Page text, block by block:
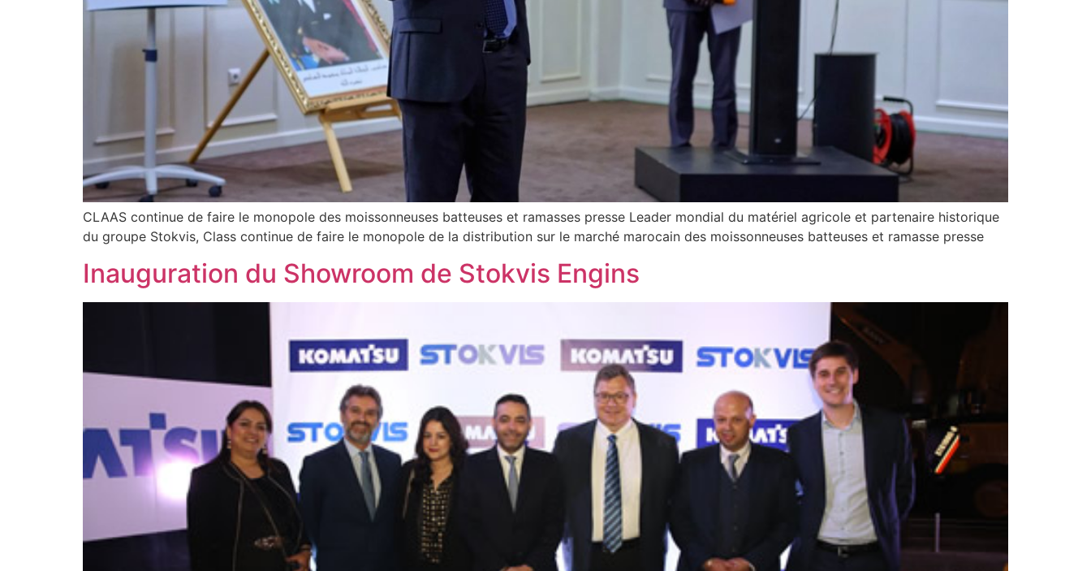
CLAAS continue de faire le monopole des moissonneuses batteuses et ramasses presse Leader mondial du matériel agricole et partenaire historique
du groupe Stokvis, Class continue de faire le monopole de la distribution sur le marché marocain des moissonneuses batteuses et ramasse presse
Inauguration du Showroom de Stokvis Engins